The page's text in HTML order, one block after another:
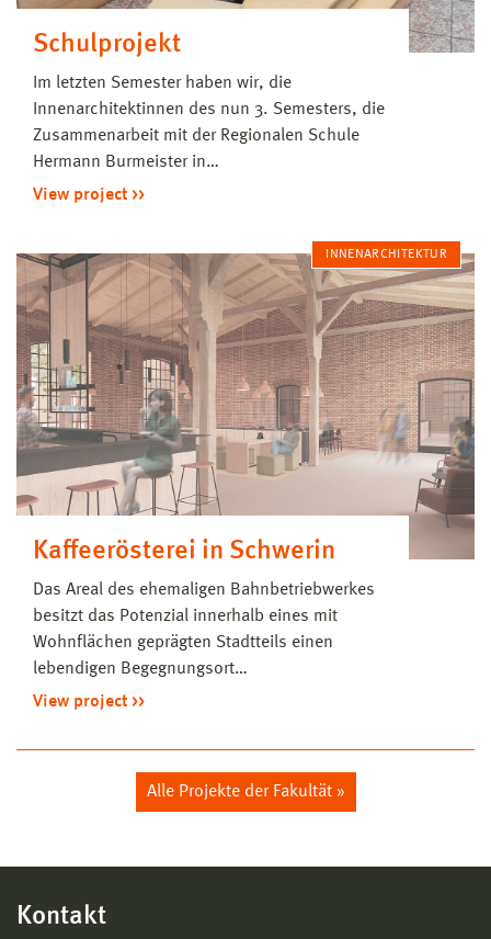
Schulprojekt
Im letzten Semester haben wir, die
Innenarchitektinnen des nun 3. Semesters, die
Zusammenarbeit mit der Regionalen Schule
Hermann Burmeister in…
View project
INNENARCHITEKTUR
Kaffeerösterei in Schwerin
Das Areal des ehemaligen Bahnbetriebwerkes
besitzt das Potenzial innerhalb eines mit
Wohnflächen geprägten Stadtteils einen
lebendigen Begegnungsort…
View project
Alle Projekte der Fakultät »
Kontakt